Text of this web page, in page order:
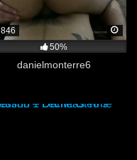
846
50%
danielmonterre6